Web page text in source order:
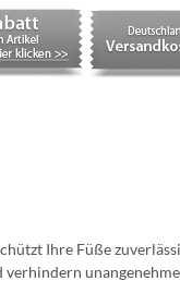
Ihre Füße